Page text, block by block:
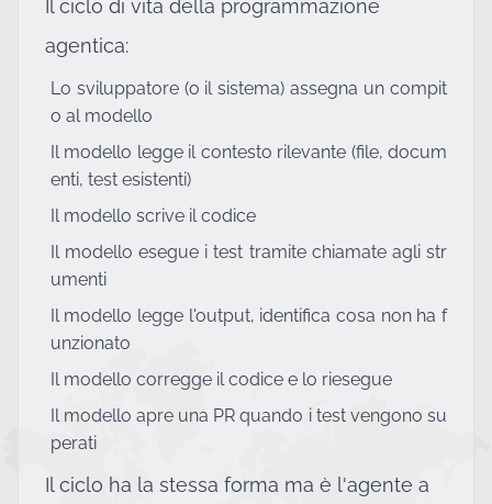
Il ciclo di vita della programmazione
agentica:
Lo sviluppatore (o il sistema) assegna un compit
o al modello
Il modello legge il contesto rilevante (file, docum
enti, test esistenti)
Il modello scrive il codice
Il modello esegue i test tramite chiamate agli str
umenti
Il modello legge l'output, identifica cosa non ha f
unzionato
Il modello corregge il codice e lo riesegue
Il modello apre una PR quando i test vengono su
perati
Il ciclo ha la stessa forma ma è l'agente a